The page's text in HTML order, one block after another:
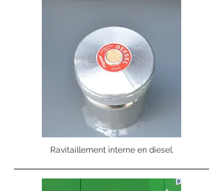
Ravitaillement interne en diesel.